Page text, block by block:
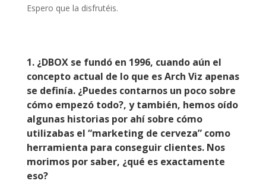
Espero que la disfrutéis.
1. ¿DBOX se fundó en 1996, cuando aún el
concepto actual de lo que es Arch Viz apenas
se definía. ¿Puedes contarnos un poco sobre
cómo empezó todo?, y también, hemos oído
algunas historias por ahí sobre cómo
utilizabas el “marketing de cerveza” como
herramienta para conseguir clientes. Nos
morimos por saber, ¿qué es exactamente
eso?